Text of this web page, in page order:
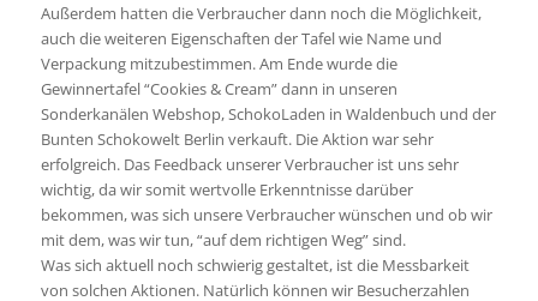
Außerdem hatten die Verbraucher dann noch die Möglichkeit,
auch die weiteren Eigenschaften der Tafel wie Name und
Verpackung mitzubestimmen. Am Ende wurde die
Gewinnertafel “Cookies & Cream” dann in unseren
Sonderkanälen Webshop, SchokoLaden in Waldenbuch und der
Bunten Schokowelt Berlin verkauft. Die Aktion war sehr
erfolgreich. Das Feedback unserer Verbraucher ist uns sehr
wichtig, da wir somit wertvolle Erkenntnisse darüber
bekommen, was sich unsere Verbraucher wünschen und ob wir
mit dem, was wir tun, “auf dem richtigen Weg” sind.
Was sich aktuell noch schwierig gestaltet, ist die Messbarkeit
von solchen Aktionen. Natürlich können wir Besucherzahlen